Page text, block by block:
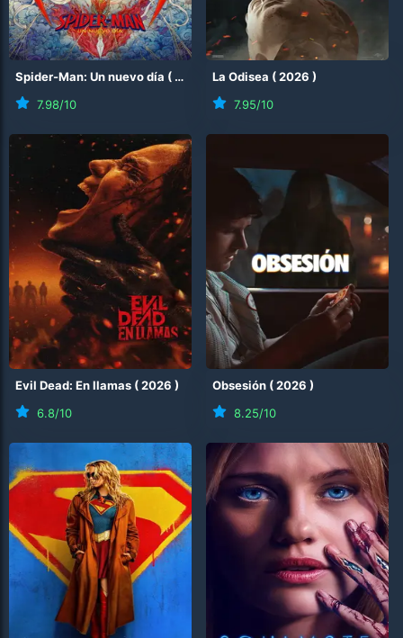
Spider-Man: Un nuevo día ( 2026
7.98/10
La Odisea (2026 )
7.95/10
Evil Dead: En llamas (2026 )
6.8/10
Obsesión (2026 )
8.25/10